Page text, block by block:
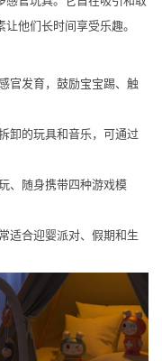
他们长时间享受乐趣。
官发育，鼓励宝宝踢、触
卸的玩具和音乐，可通过
、随身携带四种游戏模
适合迎婴派对、假期和生